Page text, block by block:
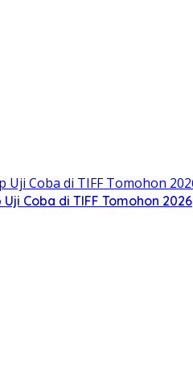
Coba di TIFF Tomohon 2026